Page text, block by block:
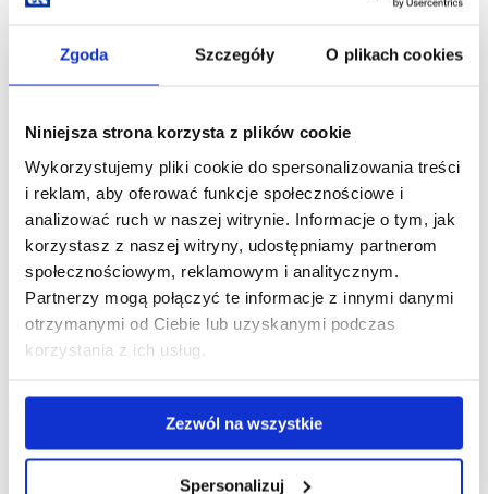
Zgoda Szczegóły O plikach cookies
Niniejsza strona korzysta z plików cookie
Wykorzystujemy pliki cookie do spersonalizowania treści
i reklam, aby oferować funkcje społecznościowe i
analizować ruch w naszej witrynie. Informacje o tym, jak
korzystasz z naszej witryny, udostępniamy partnerom
społecznościowym, reklamowym i analitycznym.
Partnerzy mogą połączyć te informacje z innymi danymi
otrzymanymi od Ciebie lub uzyskanymi podczas
korzystania z ich usług.
Zezwól na wszystkie
Spersonalizuj
Summer semester 2021/2022
Course
name
Number
of
hours
ECTS Teacher Language
Censorship
Luboń,
prof. UR